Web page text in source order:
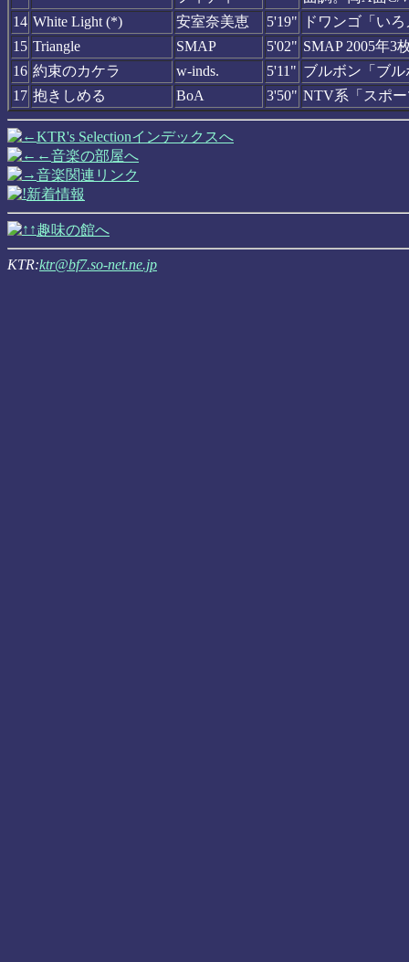
14 White Light (*) 安室奈美恵 5'19"
ドワンゴ「い
15 Triangle SMAP 5'02" SMAP 2005年3
16 約束のカケラ w-inds. 5'11" ブルボン「ブ
17 抱きしめる BoA 3'50" NTV系「スポ
KTR's Selectionインデックスへ
音楽の部屋へ
音楽関連リンク
新着情報
趣味の館へ
KTR:ktr@bf7.so-net.ne.jp